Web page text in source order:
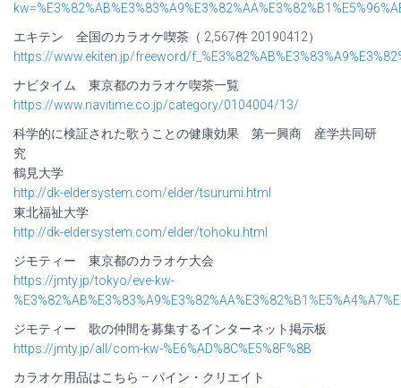
エキテン 全国のカラオケ喫茶（ 2,567件 20190412）
https://www.ekiten.jp/freeword/
ナビタイム 東京都のカラオケ喫茶一覧
https://www.navitime.co.jp/category/0104004/13/
科学的に検証された歌うことの健康効果 第一興商 産学共同研
究
鶴見大学
http://dk-eldersystem.com/elder/tsurumi.html
東北福祉大学
http://dk-eldersystem.com/elder/tohoku.html
ジモティー 東京都のカラオケ大会
https://jmty.jp/tokyo/eve-kw-
ジモティー 歌の仲間を募集するインターネット掲示板
https://jmty.jp/all/com-kw-%E6%AD%8C%E5%8F%8B
カラオケ用品はこちら – パイン・クリエイト